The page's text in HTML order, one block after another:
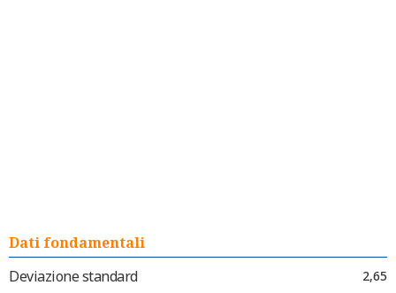
Dati fondamentali
Deviazione standard
2,65